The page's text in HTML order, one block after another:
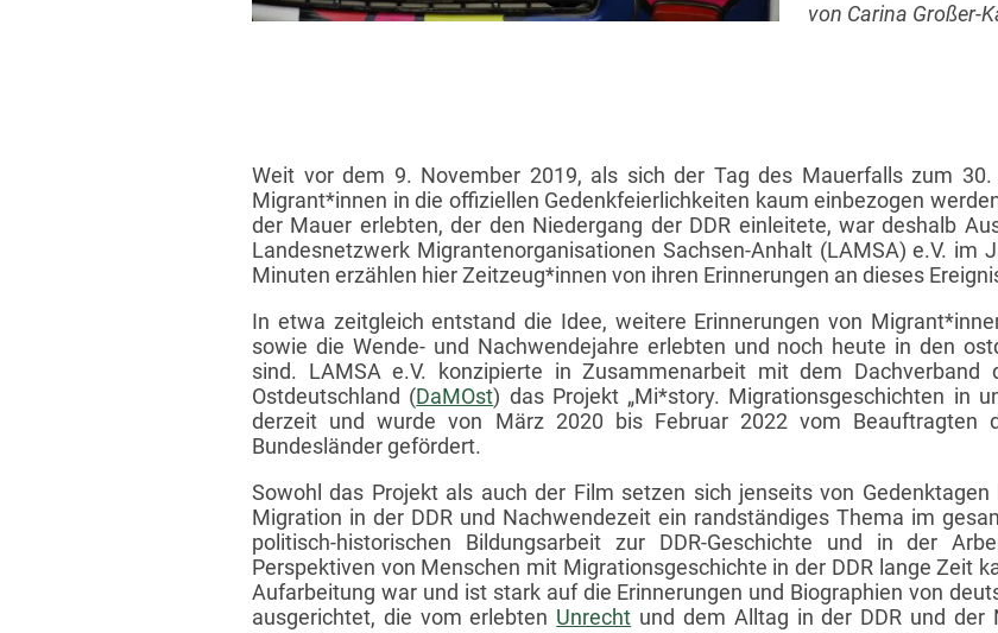
von Carina Großer-
Weit vor dem 9. November 2019, als sich der Tag des Mauerfalls zum
Migrant*innen in die offiziellen Gedenkfeierlichkeiten kaum einbezogen
der Mauer erlebten, der den Niedergang der DDR einleitete, war deshalb
Landesnetzwerk Migrantenorganisationen Sachsen-Anhalt (LAMSA) e.V. im
Minuten erzählen hier Zeitzeug*innen von ihren Erinnerungen an dieses
In etwa zeitgleich entstand die Idee, weitere Erinnerungen von
sowie die Wende- und Nachwendejahre erlebten und noch heute in den
sind. LAMSA e.V. konzipierte in Zusammenarbeit mit dem Dachverband
Ostdeutschland (DaMOst) das Projekt „Mi*story. Migrationsgeschichten in
derzeit und wurde von März 2020 bis Februar 2022 vom Beauftragten
Bundesländer gefördert.
Sowohl das Projekt als auch der Film setzen sich jenseits von
Migration in der DDR und Nachwendezeit ein randständiges Thema im
politisch-historischen Bildungsarbeit zur DDR-Geschichte und in der
Perspektiven von Menschen mit Migrationsgeschichte in der DDR lange Zeit
Aufarbeitung war und ist stark auf die Erinnerungen und Biographien von
ausgerichtet, die vom erlebten Unrecht und dem Alltag in der DDR und der